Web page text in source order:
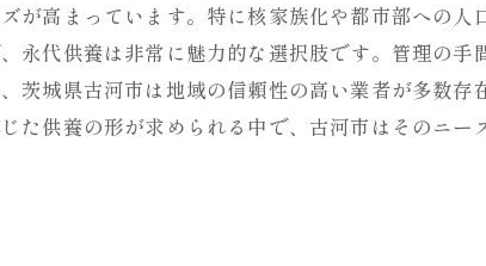
統を守りながら革新する供養のアプローチ
河市新和田特有のお墓デザインの魅力
文化と革新の融合が生む供養の形
が高まっています。特に核家族化や都市部への人
永代供養は非常に魅力的な選択肢です。管理の手
茨城県古河市は地域の信頼性の高い業者が多数
た供養の形が求められる中で、古河市はそのニ